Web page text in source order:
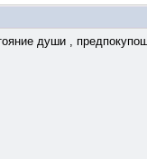
души ,